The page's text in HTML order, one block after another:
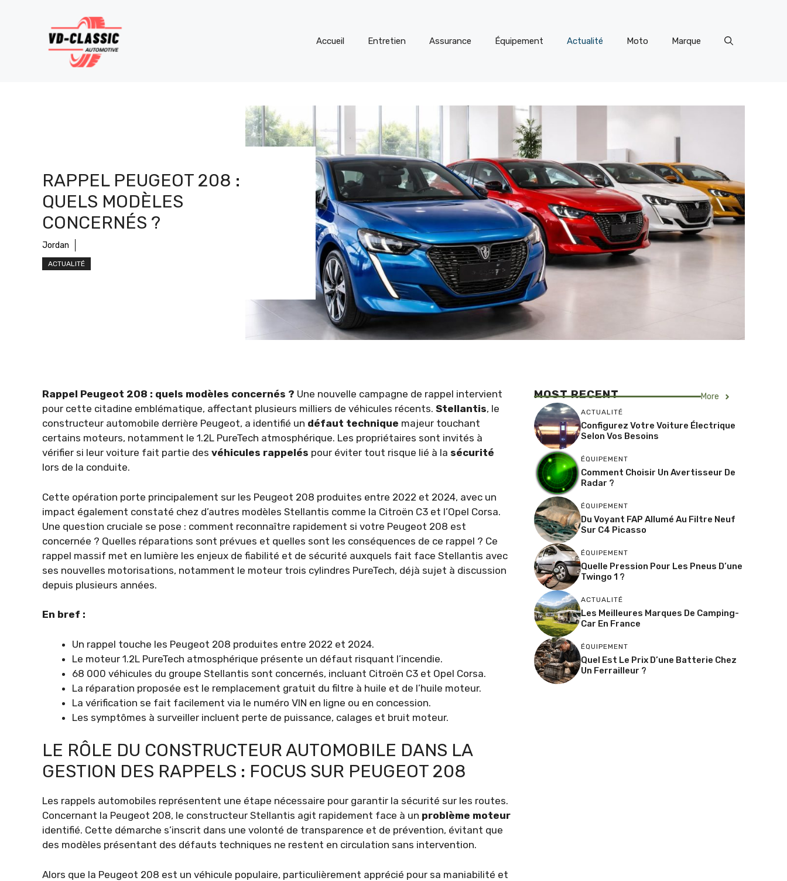
Accueil Entretien Assurance Équipement Actualité Moto Marque
RAPPEL PEUGEOT 208 :
QUELS MODÈLES
CONCERNÉS ?
Jordan
ACTUALITÉ
Rappel Peugeot 208 : quels modèles concernés ? Une nouvelle campagne de rappel intervient
pour cette citadine emblématique, affectant plusieurs milliers de véhicules récents. Stellantis, le
constructeur automobile derrière Peugeot, a identifié un défaut technique majeur touchant
certains moteurs, notamment le 1.2L PureTech atmosphérique. Les propriétaires sont invités à
vérifier si leur voiture fait partie des véhicules rappelés pour éviter tout risque lié à la sécurité
lors de la conduite.
Cette opération porte principalement sur les Peugeot 208 produites entre 2022 et 2024, avec un
impact également constaté chez d’autres modèles Stellantis comme la Citroën C3 et l’Opel Corsa.
Une question cruciale se pose : comment reconnaître rapidement si votre Peugeot 208 est
concernée ? Quelles réparations sont prévues et quelles sont les conséquences de ce rappel ? Ce
rappel massif met en lumière les enjeux de fiabilité et de sécurité auxquels fait face Stellantis avec
ses nouvelles motorisations, notamment le moteur trois cylindres PureTech, déjà sujet à discussion
depuis plusieurs années.
En bref :
Un rappel touche les Peugeot 208 produites entre 2022 et 2024.
Le moteur 1.2L PureTech atmosphérique présente un défaut risquant l’incendie.
68 000 véhicules du groupe Stellantis sont concernés, incluant Citroën C3 et Opel Corsa.
La réparation proposée est le remplacement gratuit du filtre à huile et de l’huile moteur.
La vérification se fait facilement via le numéro VIN en ligne ou en concession.
Les symptômes à surveiller incluent perte de puissance, calages et bruit moteur.
LE RÔLE DU CONSTRUCTEUR AUTOMOBILE DANS LA
GESTION DES RAPPELS : FOCUS SUR PEUGEOT 208
Les rappels automobiles représentent une étape nécessaire pour garantir la sécurité sur les routes.
Concernant la Peugeot 208, le constructeur Stellantis agit rapidement face à un problème moteur
identifié. Cette démarche s’inscrit dans une volonté de transparence et de prévention, évitant que
des modèles présentant des défauts techniques ne restent en circulation sans intervention.
Alors que la Peugeot 208 est un véhicule populaire, particulièrement apprécié pour sa maniabilité et
MOST RECENT More
ACTUALITÉ
Configurez Votre Voiture Électrique
Selon Vos Besoins
ÉQUIPEMENT
Comment Choisir Un Avertisseur De
Radar ?
ÉQUIPEMENT
Du Voyant FAP Allumé Au Filtre Neuf
Sur C4 Picasso
ÉQUIPEMENT
Quelle Pression Pour Les Pneus D’une
Twingo 1 ?
ACTUALITÉ
Les Meilleures Marques De Camping-
Car En France
ÉQUIPEMENT
Quel Est Le Prix D’une Batterie Chez
Un Ferrailleur ?